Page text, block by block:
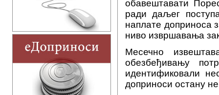
обавештавати
ради даљег
наплате доприноса
ниво извршавања
Месечно
обезбеђивању
идентификовали
доприноси остану